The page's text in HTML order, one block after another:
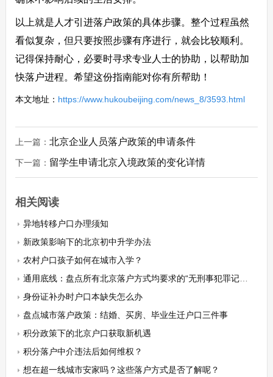
以上就是人才引进落户政策的具体步骤。整个过程虽然
看似复杂，但只要按照步骤有序进行，就会比较顺利。
记得保持耐心，必要时寻求专业人士的协助，以帮助加
快落户进程。希望这份指南能对你有所帮助！
本文地址： https://www.hukoubeijing.com/news_8/3593.html
上一篇： 北京企业人员落户政策的申请条件
下一篇： 留学生申请北京入境政策的变化详情
相关阅读
异地转移户口办理须知
新政策影响下的北京初中升学办法
农村户口孩子如何在城市入学？
通用底线：盘点所有北京落户方式均要求的“无刑事犯罪记录”条款
身份证补办时户口本缺失怎么办
盘点城市落户政策：结婚、买房、毕业生迁户口三件事
积分政策下的北京户口获取新机遇
积分落户中介违法后如何维权？
想在超一线城市安家吗？这些落户方式是否了解呢？